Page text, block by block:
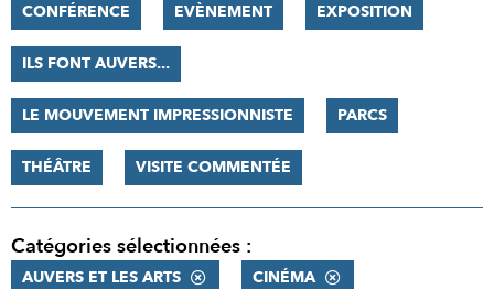
CONFÉRENCE EVÈNEMENT EXPOSITION
ILS FONT AUVERS...
LE MOUVEMENT IMPRESSIONNISTE PARCS
THÉÂTRE VISITE COMMENTÉE
Catégories sélectionnées :
AUVERS ET LES ARTS CINÉMA